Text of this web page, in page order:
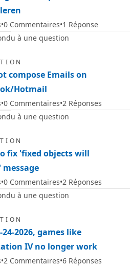
0 Commentaires 1 Réponse
à une question
compose Emails on
Hotmail
0 Commentaires 2 Réponses
à une question
fix 'fixed objects will
message
0 Commentaires 2 Réponses
à une question
24-2026, games like
IV no longer work
2 Commentaires 6 Réponses